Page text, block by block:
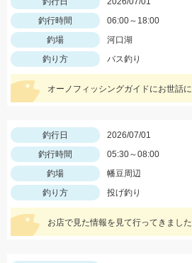
釣行時間
06:00～18:00
釣場
河口湖
釣り方
バス釣り
釣行日
2026/07/01
釣行時間
05:30～08:00
釣場
幡豆周辺
釣り方
投げ釣り
お店で見た情報を見て行ってきました